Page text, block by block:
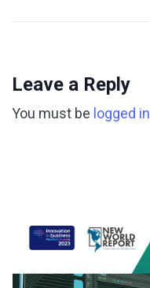
Leave a Reply
You must be logged in